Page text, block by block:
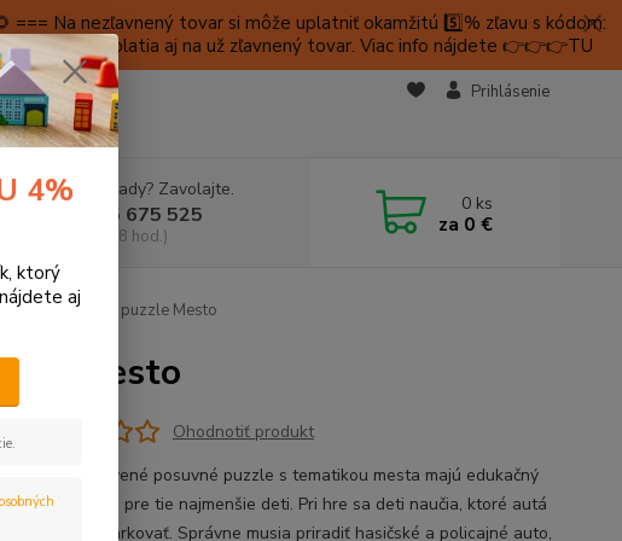
=== Na nezľavnený tovar si môže uplatniť okamžitú 5️⃣% zľavu s kódom:
, ktoré platia aj na už zľavnený tovar. Viac info nájdete 👉👉👉TU
KONTAKTY
Prihlásenie
Neviete si rady? Zavolajte.
+421 905 675 525
(Po-Pia, 9-18 hod.)
0 ks
za 0 €
posuvné puzzle Mesto
Mesto
Ohodnotiť produkt
Veselé drevené posuvné puzzle s tematikou mesta majú edukačný
charakter aj pre tie najmenšie deti. Pri hre sa deti naučia, ktoré autá
kde majú parkovať. Správne musia priradiť hasičské a policajné auto,
4%
ktorý
aj